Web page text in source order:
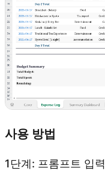
사용 방법
1단계: 프롬프트 입력